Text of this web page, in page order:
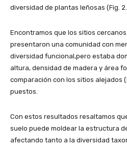
diversidad de plantas leñosas (Fig. 2.
Encontramos que los sitios
presentaron una comunidad con
diversidad funcional,pero estaba
altura, densidad de madera y área
comparación con los sitios alejados
puestos.
Con estos resultados resaltamos
suelo puede moldear la estructura
afectando tanto a la diversidad